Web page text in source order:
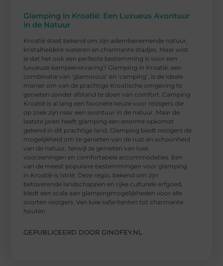
Glamping in Kroatië: Een Luxueus Avontuur
in de Natuur
Kroatië staat bekend om zijn adembenemende natuur,
kristalheldere wateren en charmante stadjes. Maar wist
je dat het ook een perfecte bestemming is voor een
luxueuze kampeerervaring? Glamping in Kroatië, een
combinatie van ‘glamorous’ en ‘camping’, is de ideale
manier om van de prachtige Kroatische omgeving te
genieten zonder afstand te doen van comfort. Camping
Kroatië is al lang een favoriete keuze voor reizigers die
op zoek zijn naar een avontuur in de natuur. Maar de
laatste jaren heeft glamping een enorme opkomst
gekend in dit prachtige land. Glamping biedt reizigers de
mogelijkheid om te genieten van de rust en schoonheid
van de natuur, terwijl ze genieten van luxe
voorzieningen en comfortabele accommodaties. Een
van de meest populaire bestemmingen voor glamping
in Kroatië is Istrië. Deze regio, bekend om zijn
betoverende landschappen en rijke culturele erfgoed,
biedt een scala aan glampingmogelijkheden voor alle
soorten reizigers. Van luxe safaritenten tot charmante
houten
GEPUBLICEERD DOOR GINOFEY.NL